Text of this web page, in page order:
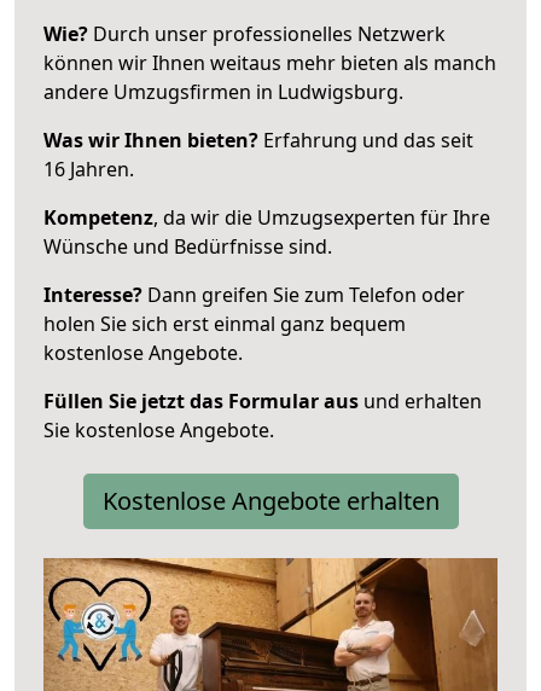
Wie? Durch unser professionelles Netzwerk
können wir Ihnen weitaus mehr bieten als manch
andere Umzugsfirmen in Ludwigsburg.
Was wir Ihnen bieten? Erfahrung und das seit
16 Jahren.
Kompetenz, da wir die Umzugsexperten für Ihre
Wünsche und Bedürfnisse sind.
Interesse? Dann greifen Sie zum Telefon oder
holen Sie sich erst einmal ganz bequem
kostenlose Angebote.
Füllen Sie jetzt das Formular aus und erhalten
Sie kostenlose Angebote.
Kostenlose Angebote erhalten